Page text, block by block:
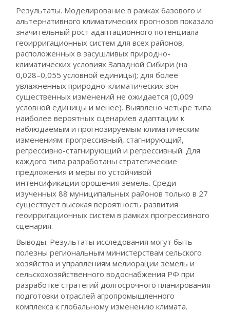
Результаты. Моделирование в рамках базового и
альтернативного климатических прогнозов показало
значительный рост адаптационного потенциала
геоирригационных систем для всех районов,
расположенных в засушливых природно-
климатических условиях Западной Сибири (на
0,028–0,055 условной единицы); для более
увлажненных природно-климатических зон
существенных изменений не ожидается (0,009
условной единицы и менее). Выявлено четыре типа
наиболее вероятных сценариев адаптации к
наблюдаемым и прогнозируемым климатическим
изменениям: прогрессивный, стагнирующий,
регрессивно-стагнирующий и регрессивный. Для
каждого типа разработаны стратегические
предложения и меры по устойчивой
интенсификации орошения земель. Среди
изученных 88 муниципальных районов только в 27
существует высокая вероятность развития
геоирригационных систем в рамках прогрессивного
сценария.
Выводы. Результаты исследования могут быть
полезны региональным министерствам сельского
хозяйства и управлениям мелиорации земель и
сельскохозяйственного водоснабжения РФ при
разработке стратегий долгосрочного планирования
подготовки отраслей агропромышленного
комплекса к глобальному изменению климата.